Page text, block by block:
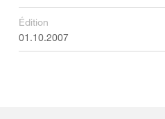
Édition
01.10.2007